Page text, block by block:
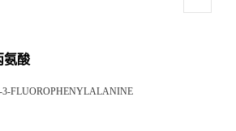
氨酸
3-FLUOROPHENYLALANINE